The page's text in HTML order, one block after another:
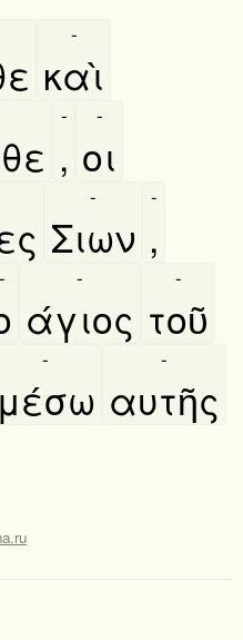
καὶ
-
,
-
οι
-
Σιων
-
,
-
-
άγιος
-
τοῦ
-
μέσω
-
αυτῆς
-